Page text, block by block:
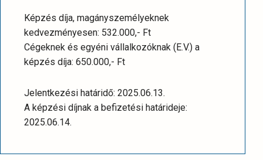
Képzés díja, magányszemélyeknek
kedvezményesen: 532.000,- Ft
Cégeknek és egyéni vállalkozóknak (E.V.) a
képzés díja: 650.000,- Ft
Jelentkezési határidő: 2025.06.13.
A képzési díjnak a befizetési határideje:
2025.06.14.